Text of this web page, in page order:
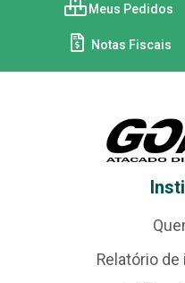
Meus Pedidos
Notas Fiscais
Relatório de